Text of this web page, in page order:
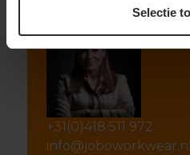
Selectie
+31(0)418 511 972
info@joboworkwear.nl